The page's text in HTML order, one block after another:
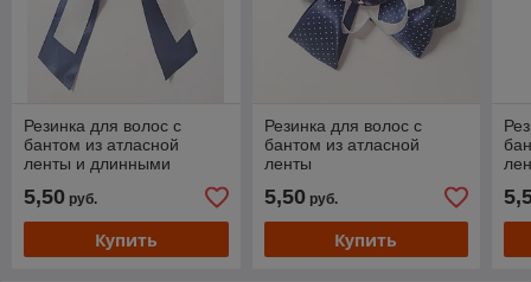
Резинка для волос с
бантом из атласной
ленты и длинными
5,50 руб.
Купить
Резинка для волос с
бантом из атласной
ленты
5,50руб.
Купить